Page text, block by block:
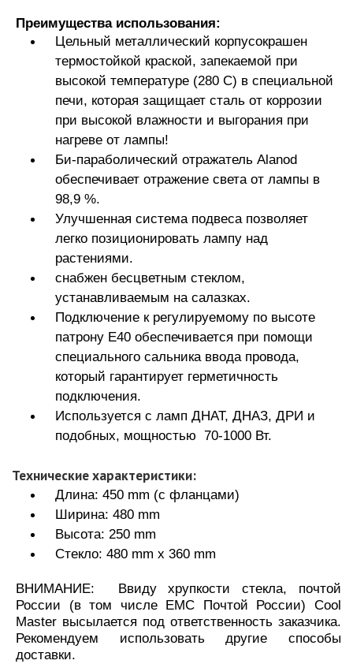
Преимущества использования:
Цельный металлический корпусокрашен
термостойкой краской, запекаемой при
высокой температуре (280 С) в специальной
печи, которая защищает сталь от коррозии
при высокой влажности и выгорания при
нагреве от лампы!
Би-параболический отражатель Alanod
обеспечивает отражение света от лампы в
98,9 %.
Улучшенная система подвеса позволяет
легко позиционировать лампу над
растениями.
снабжен бесцветным стеклом,
устанавливаемым на салазках.
Подключение к регулируемому по высоте
патрону E40 обеспечивается при помощи
специального сальника ввода провода,
который гарантирует герметичность
подключения.
Используется с ламп ДНАТ, ДНАЗ, ДРИ и
подобных, мощностью 70-1000 Вт.
Технические характеристики:
Длина: 450 mm (с фланцами)
Ширина: 480 mm
Высота: 250 mm
Стекло: 480 mm x 360 mm
ВНИМАНИЕ: Ввиду хрупкости стекла, почтой
России (в том числе EMC Почтой России) Cool
Master высылается под ответственность заказчика.
Рекомендуем использовать другие способы
доставки.